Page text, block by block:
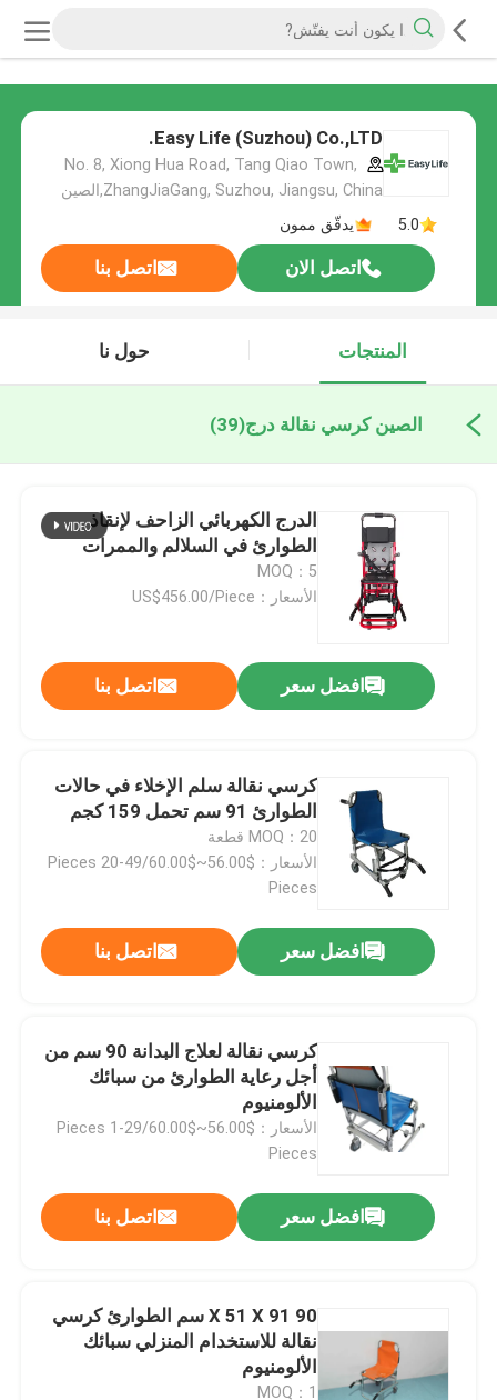
Easy Life (Suzhou) Co.,LTD.
No. 8, Xiong Hua Road, Tang Qiao Town,
ZhangJiaGang, Suzhou, Jiangsu, China,الصين
5.0
يدقّق ممون
اتصل الان اتصل بنا
المنتجات حول نا
الصين كرسي نقالة درج(39)
الدرج الكهربائي الزاحف لإنقاذ
الطوارئ في السلالم والممرات
MOQ：5
الأسعار：US$456.00/Piece
افضل سعر اتصل بنا
كرسي نقالة سلم الإخلاء في حالات
الطوارئ 91 سم تحمل 159 كجم
MOQ：20 قطعة
الأسعار：$56.00~$60.00/Pieces 20-49
Pieces
افضل سعر اتصل بنا
كرسي نقالة لعلاج البدانة 90 سم من
أجل رعاية الطوارئ من سبائك
الألومنيوم
الأسعار：$56.00~$60.00/Pieces 1-29
Pieces
افضل سعر اتصل بنا
90 X 51 X 91 سم الطوارئ كرسي
نقالة للاستخدام المنزلي سبائك
الألومنيوم
MOQ：1